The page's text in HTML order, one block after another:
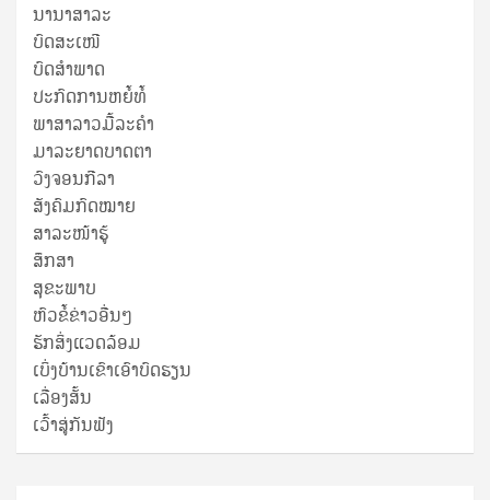
ນານາສາລະ
ບົດສະເໜີ
ບົດສໍາພາດ
ປະກົດການຫຍໍ້ທໍ້
ພາສາລາວມື້ລະຄຳ
ມາລະຍາດບາດຕາ
ວົງຈອນກີລາ
ສັງຄົມກົດໝາຍ
ສາລະໜ້າຮູ້
ສຶກສາ
ສຸ​ຂະ​ພາບ
ຫົວຂໍ້ຂ່າວອື່ນໆ
ຮັກສິ່ງແວດລ້ອມ
ເບິ່ງບ້ານເຂົາເອົາບົດຮຽນ
ເລື່ອງສັ້ນ
ເວົ້າສູ່ກັນຟັງ